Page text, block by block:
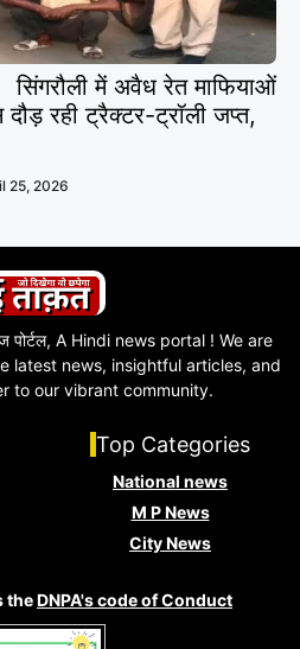
में अवैध रेत माफियाओं
दौड़ रही ट्रैक्टर-ट्रॉली जप्त,
25, 2026
पोर्टल, A Hindi news portal ! We are
latest news, insightful articles, and
to our vibrant community.
Top Categories
National news
M P News
City News
theDNPA's code of Conduct